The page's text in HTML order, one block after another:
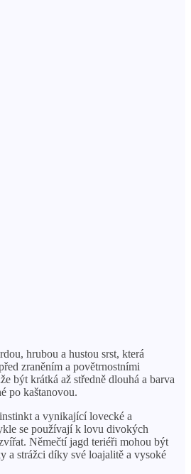
hrubou a hustou srst, která
zraněním a povětrnostními
být krátká až středně dlouhá a barva
po kaštanovou.
a vynikající lovecké a
se používají k lovu divokých
Němečtí jagd teriéři mohou být
a strážci díky své loajalitě a vysoké